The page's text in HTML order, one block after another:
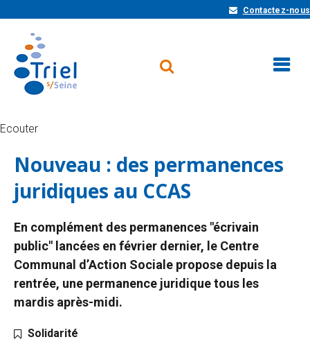
Contactez-nous
Ecouter
Nouveau : des permanences
juridiques au CCAS
En complément des permanences "écrivain
public" lancées en février dernier, le Centre
Communal d’Action Sociale propose depuis la
rentrée, une permanence juridique tous les
mardis après-midi.
Catégorie :
Solidarité